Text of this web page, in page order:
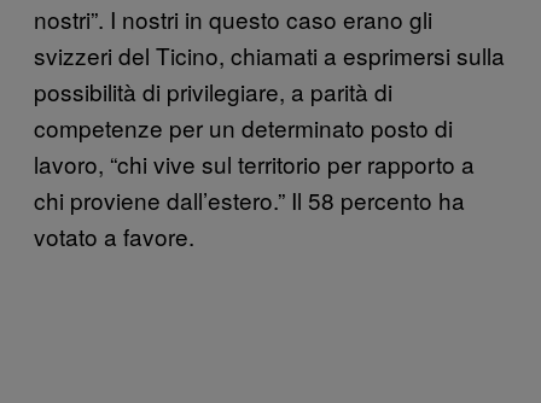
nostri”. I nostri in questo caso erano gli
svizzeri del Ticino, chiamati a esprimersi sulla
possibilità di privilegiare, a parità di
competenze per un determinato posto di
lavoro, “chi vive sul territorio per rapporto a
chi proviene dall’estero.” Il 58 percento ha
votato a favore.